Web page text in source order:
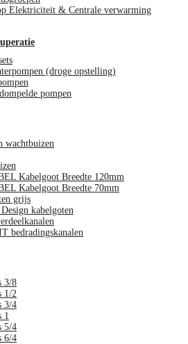
Elektriciteit & Centrale verwarming
(droge opstelling)
pompen
wachtbuizen
Kabelgoot Breedte 120mm
Kabelgoot Breedte 70mm
grijs
kabelgoten
bedradingskanalen
3/8
1/2
3/4
1
5/4
6/4